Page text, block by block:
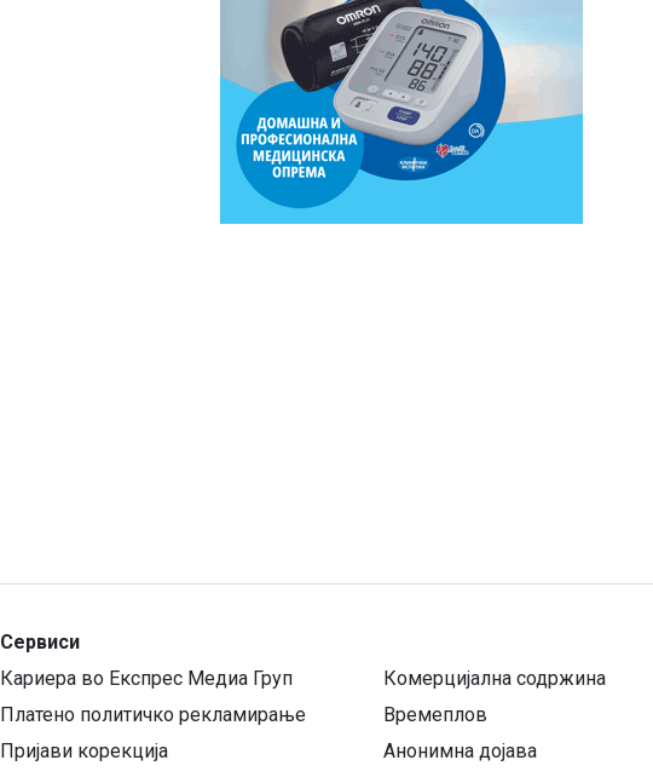
Сервиси
Кариера во Експрес Медиа Груп
Комерцијална содржина
Платено политичко рекламирање
Времеплов
Пријави корекција
Анонимна дојава